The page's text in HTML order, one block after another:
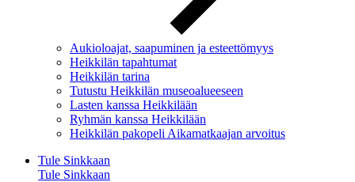
Aukioloajat, saapuminen ja esteettömyys
Heikkilän tapahtumat
Heikkilän tarina
Tutustu Heikkilän museoalueeseen
Lasten kanssa Heikkilään
Ryhmän kanssa Heikkilään
Heikkilän pakopeli Aikamatkaajan arvoitus
Tule Sinkkaan
Tule Sinkkaan